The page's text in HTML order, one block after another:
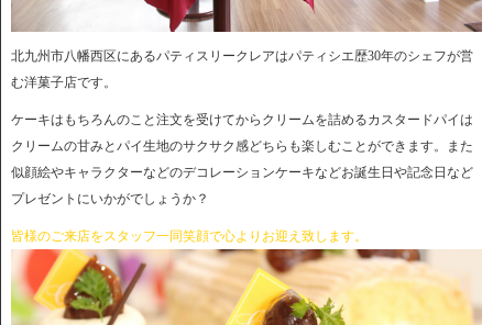
北九州市八幡西区にあるパティスリークレアはパティシエ歴30年のシェフが営
む洋菓子店です。
ケーキはもちろんのこと注文を受けてからクリームを詰めるカスタードパイは
クリームの甘みとパイ生地のサクサク感どちらも楽しむことができます。また
似顔絵やキャラクターなどのデコレーションケーキなどお誕生日や記念日など
プレゼントにいかがでしょうか？
皆様のご来店をスタッフ一同笑顔で心よりお迎え致します。